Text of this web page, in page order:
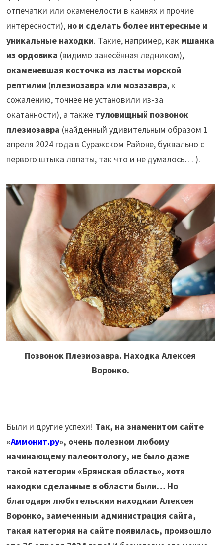
отпечатки или окаменелости в камнях и прочие
интересности), но и сделать более интересные и
уникальные находки. Такие, например, как мшанка
из ордовика (видимо занесённая ледником),
окаменевшая косточка из ласты морской
рептилии (плезиозавра или мозазавра, к
сожалению, точнее не установили из-за
окатанности), а также туловищный позвонок
плезиозавра (найденный удивительным образом 1
апреля 2024 года в Суражском Районе, буквально с
первого штыка лопаты, так что и не думалось… ).
Позвонок Плезиозавра. Находка Алексея
Воронко.
Были и другие успехи! Так, на знаменитом сайте
«Аммонит.ру», очень полезном любому
начинающему палеонтологу, не было даже
такой категории «Брянская область», хотя
находки сделанные в области были… Но
благодаря любительским находкам Алексея
Воронко, замеченным администрация сайта,
такая категория на сайте появилась, произошло